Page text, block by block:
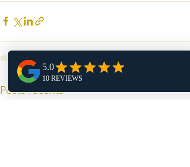
Posts récents